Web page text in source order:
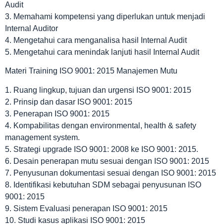
Audit
3. Memahami kompetensi yang diperlukan untuk menjadi
Internal Auditor
4. Mengetahui cara menganalisa hasil Internal Audit
5. Mengetahui cara menindak lanjuti hasil Internal Audit
Materi Training ISO 9001: 2015 Manajemen Mutu
1. Ruang lingkup, tujuan dan urgensi ISO 9001: 2015
2. Prinsip dan dasar ISO 9001: 2015
3. Penerapan ISO 9001: 2015
4. Kompabilitas dengan environmental, health & safety
management system.
5. Strategi upgrade ISO 9001: 2008 ke ISO 9001: 2015.
6. Desain penerapan mutu sesuai dengan ISO 9001: 2015
7. Penyusunan dokumentasi sesuai dengan ISO 9001: 2015
8. Identifikasi kebutuhan SDM sebagai penyusunan ISO
9001: 2015
9. Sistem Evaluasi penerapan ISO 9001: 2015
10. Studi kasus aplikasi ISO 9001: 2015